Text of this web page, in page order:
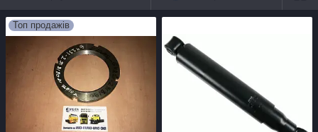
Топ продажів